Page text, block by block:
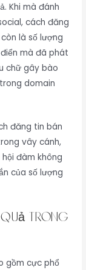
Khi mà đánh
cách đăng
là số lượng
mà đã phát
chữ gây bào
domain
đăng tin bán
vây cánh,
đàm không
của số lượng
quả Trong
gồm cực phổ